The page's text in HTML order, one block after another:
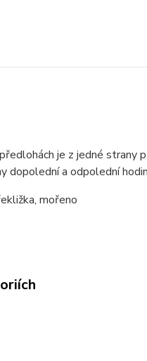
je z jedné strany
dopolední a odpolední
mořeno